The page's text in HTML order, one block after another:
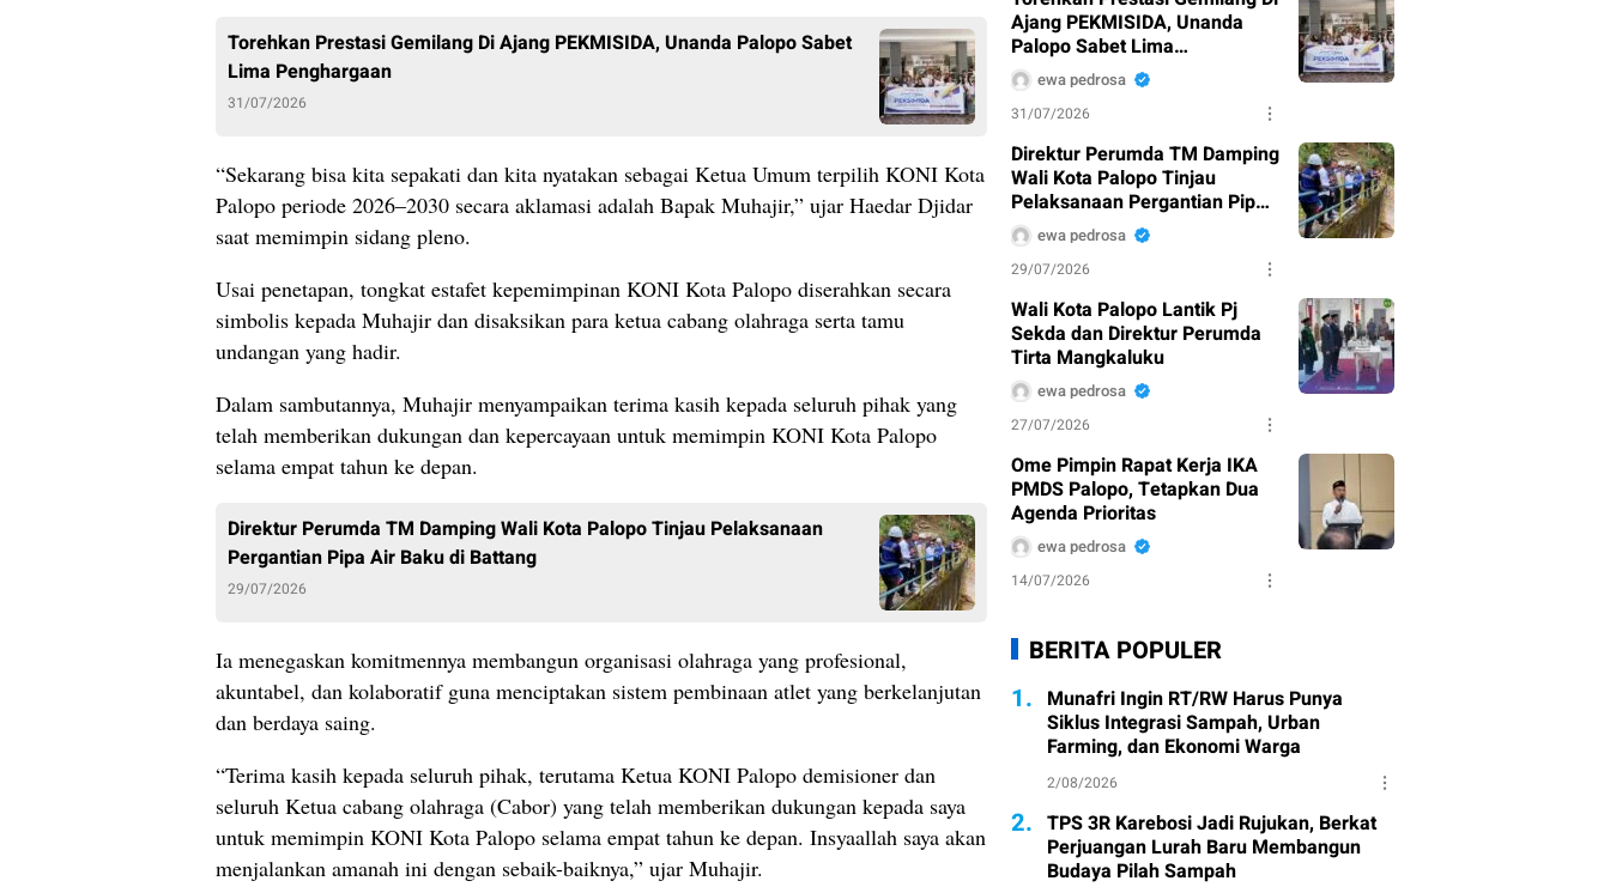
Torehkan Prestasi Gemilang Di Ajang PEKMISIDA, Unanda Palopo Sabet
Lima Penghargaan
31/07/2026
“Sekarang bisa kita sepakati dan kita nyatakan sebagai Ketua Umum terpilih KONI Kota
Palopo periode 2026–2030 secara aklamasi adalah Bapak Muhajir,” ujar Haedar Djidar
saat memimpin sidang pleno.
Usai penetapan, tongkat estafet kepemimpinan KONI Kota Palopo diserahkan secara
simbolis kepada Muhajir dan disaksikan para ketua cabang olahraga serta tamu
undangan yang hadir.
Dalam sambutannya, Muhajir menyampaikan terima kasih kepada seluruh pihak yang
telah memberikan dukungan dan kepercayaan untuk memimpin KONI Kota Palopo
selama empat tahun ke depan.
Direktur Perumda TM Damping Wali Kota Palopo Tinjau Pelaksanaan
Pergantian Pipa Air Baku di Battang
29/07/2026
Ia menegaskan komitmennya membangun organisasi olahraga yang profesional,
akuntabel, dan kolaboratif guna menciptakan sistem pembinaan atlet yang berkelanjutan
dan berdaya saing.
“Terima kasih kepada seluruh pihak, terutama Ketua KONI Palopo demisioner dan
seluruh Ketua cabang olahraga (Cabor) yang telah memberikan dukungan kepada saya
untuk memimpin KONI Kota Palopo selama empat tahun ke depan. Insyaallah saya akan
menjalankan amanah ini dengan sebaik-baiknya,” ujar Muhajir.
Ajang PEKMISIDA, Unanda
Palopo Sabet Lima
Penghargaan
ewa pedrosa
31/07/2026
Direktur Perumda TM Damping
Wali Kota Palopo Tinjau
Pelaksanaan Pergantian Pipa
Air Baku di Battang
ewa pedrosa
29/07/2026
Wali Kota Palopo Lantik Pj
Sekda dan Direktur Perumda
Tirta Mangkaluku
ewa pedrosa
27/07/2026
Ome Pimpin Rapat Kerja IKA
PMDS Palopo, Tetapkan Dua
Agenda Prioritas
ewa pedrosa
14/07/2026
BERITA POPULER
1. Munafri Ingin RT/RW Harus Punya
Siklus Integrasi Sampah, Urban
Farming, dan Ekonomi Warga
2/08/2026
2. TPS 3R Karebosi Jadi Rujukan, Berkat
Perjuangan Lurah Baru Membangun
Budaya Pilah Sampah